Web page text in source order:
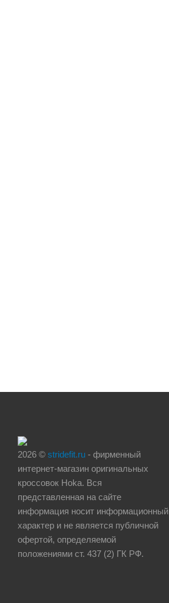
2026 © stridefit.ru - фирменный
интернет-магазин оригинальных
кроссовок Hoka. Вся
представленная на сайте
информация носит информационный
характер и не является публичной
офертой, определяемой
положениями ст. 437 (2) ГК РФ.